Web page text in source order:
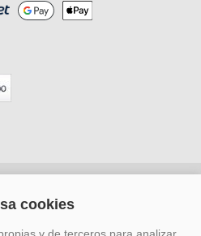
+34 917 815 555 -